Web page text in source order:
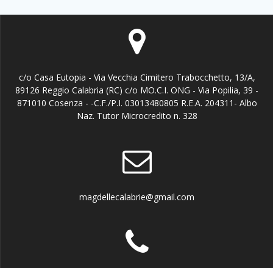
c/o Casa Eutopia - Via Vecchia Cimitero Trabocchetto, 13/A,
89126 Reggio Calabria (RC) c/o MO.C.I. ONG - Via Popilia, 39 -
871010 Cosenza - -C.F./P.I. 03013480805 R.E.A. 204311- Albo
Naz. Tutor Microcredito n. 328
magdellecalabrie@gmail.com